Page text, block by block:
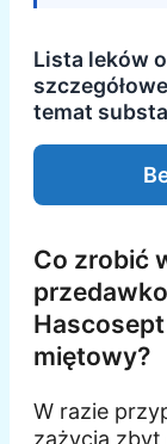
Lista leków
temat
Co zrobić
miętowy?
W razie
zażycia zbyt